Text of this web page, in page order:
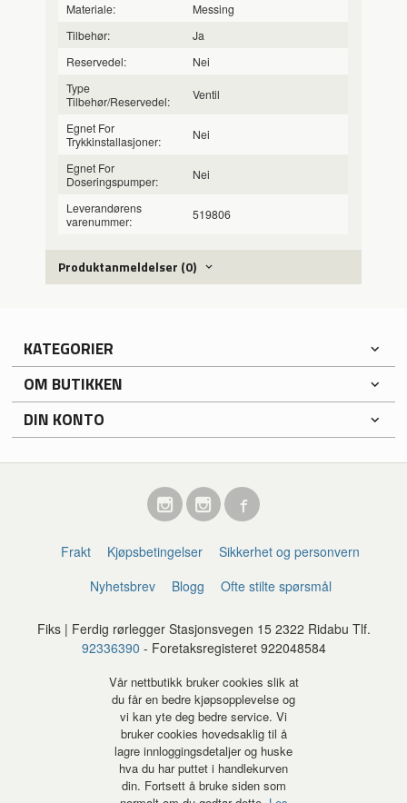
Materiale:
Messing
Tilbehør:
Ja
Reservedel:
Nei
Type
Tilbehør/Reservedel:
Ventil
Egnet For
Trykkinstallasjoner:
Nei
Egnet For
Doseringspumper:
Nei
Leverandørens
varenummer:
519806
Produktanmeldelser (0)
KATEGORIER
OM BUTIKKEN
DIN KONTO
Frakt Kjøpsbetingelser
Sikkerhet og personvern
Nyhetsbrev
Blogg Ofte stilte spørsmål
Fiks | Ferdig rørlegger Stasjonsvegen 15 2322 Ridabu Tlf.
92336390 - Foretaksregisteret 922048584
Vår nettbutikk bruker cookies slik at
du får en bedre kjøpsopplevelse og
vi kan yte deg bedre service. Vi
bruker cookies hovedsaklig til å
lagre innloggingsdetaljer og huske
hva du har puttet i handlekurven
din. Fortsett å bruke siden som